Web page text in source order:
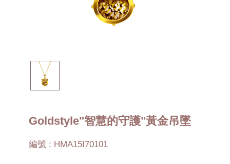
Goldstyle"智慧的守護"黃金吊墜
編號 : HMA15I70101